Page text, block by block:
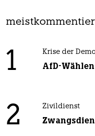
1 Krise der
AfD-
2 Zivildienst